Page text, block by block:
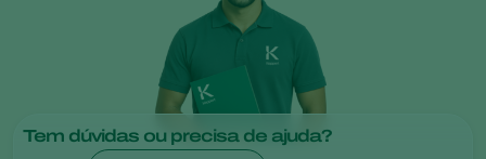
Tem dúvidas ou precisa de ajuda?